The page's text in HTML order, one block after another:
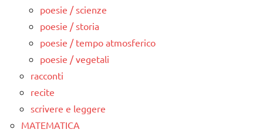
poesie / scienze
poesie / storia
poesie / tempo atmosferico
poesie / vegetali
racconti
recite
scrivere e leggere
MATEMATICA